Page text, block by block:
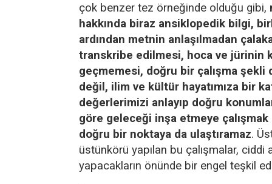
çok benzer tez örneğinde olduğu gibi,
hakkında biraz ansiklopedik bilgi,
ardından metnin anlaşılmadan
transkribe edilmesi, hoca ve jürinin
geçmemesi, doğru bir çalışma şekli
değil, ilim ve kültür hayatımıza bir
değerlerimizi anlayıp doğru
göre geleceği inşa etmeye çalışmak
doğru bir noktaya da ulaştıramaz.
üstünkörü yapılan bu çalışmalar, ciddi
yapacakların önünde bir engel teşkil